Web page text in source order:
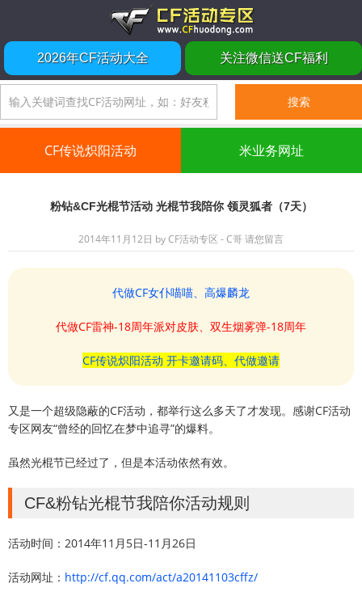
2026年CF活动大全 关注微信送CF福利
CF传说炽阳活动 米业务网址
粉钻&CF光棍节活动 光棍节我陪你 领灵狐者（7天）
2014年11月12日 byCF活动专区 - C哥请您留言
代做CF女仆喵喵、高爆麟龙
代做CF雷神-18周年派对皮肤、双生烟雾弹-18周年
CF传说炽阳活动 开卡邀请码、代做邀请
又是一个超级隐蔽的CF活动，都举行这么多天了才发现。感谢CF活动
专区网友“曾经的回忆在梦中追寻”的爆料。
虽然光棍节已经过了，但是本活动依然有效。
CF&粉钻光棍节我陪你活动规则
活动时间：2014年11月5日-11月26日
活动网址： http://cf.qq.com/act/a20141103cffz/